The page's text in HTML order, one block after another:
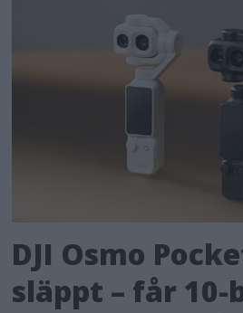
DJI Osmo
släppt – får 10-